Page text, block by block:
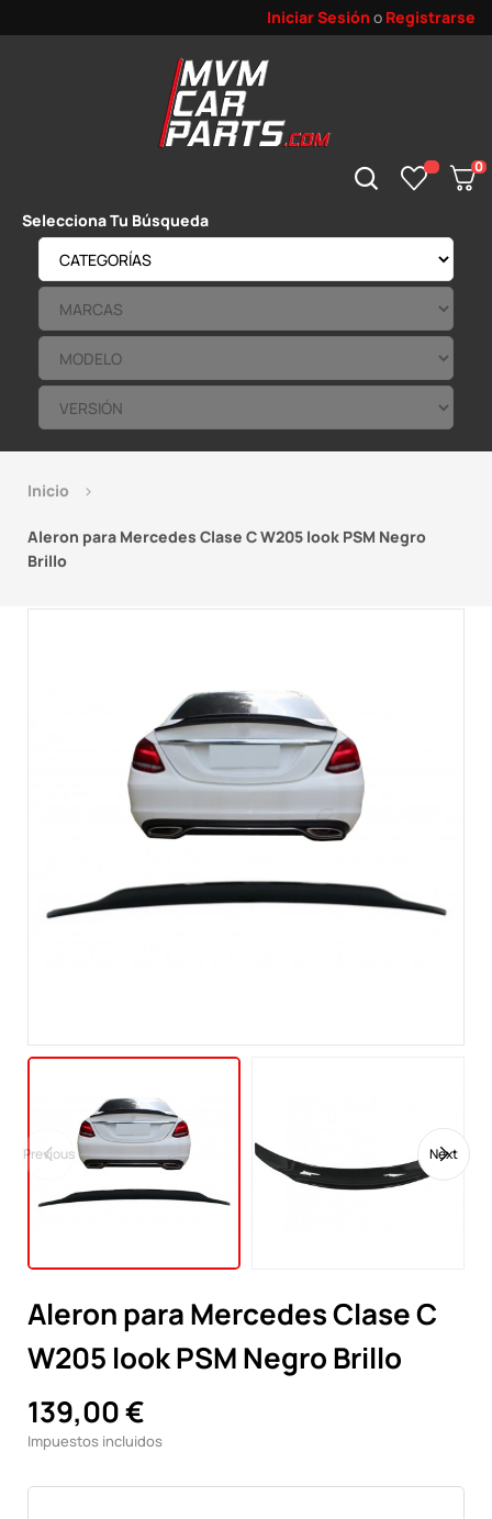
Iniciar Sesión o Registrarse
0
Selecciona Tu Búsqueda
Inicio
Aleron para Mercedes Clase C W205 look PSM Negro
Brillo
Previous Next
Aleron para Mercedes Clase C
W205 look PSM Negro Brillo
139,00 €
Impuestos incluidos